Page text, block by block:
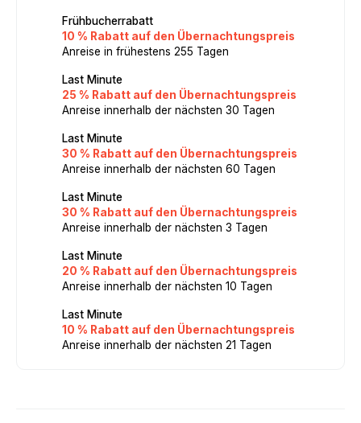
Frühbucherrabatt
10 % Rabatt auf den Übernachtungspreis
Anreise in frühestens 255 Tagen
Last Minute
25 % Rabatt auf den Übernachtungspreis
Anreise innerhalb der nächsten 30 Tagen
Last Minute
30 % Rabatt auf den Übernachtungspreis
Anreise innerhalb der nächsten 60 Tagen
Last Minute
30 % Rabatt auf den Übernachtungspreis
Anreise innerhalb der nächsten 3 Tagen
Last Minute
20 % Rabatt auf den Übernachtungspreis
Anreise innerhalb der nächsten 10 Tagen
Last Minute
10 % Rabatt auf den Übernachtungspreis
Anreise innerhalb der nächsten 21 Tagen